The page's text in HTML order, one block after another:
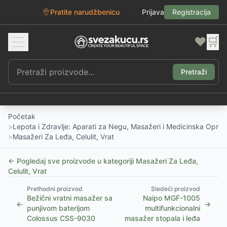
Pratite narudžbenicu Prijava Registracija
❤️ 🛒
Pretraži
Početak
>Lepota i Zdravlje: Aparati za Negu, Masažeri i Medicinska
>Masažeri Za Leđa, Celulit, Vrat
← Pogledaj sve proizvode u kategoriji Masažeri Za Leđa,
Celulit, Vrat
←
Prethodni proizvod
Bežični vratni masažer sa
punjivom baterijom
Colossus CSS-9030
Sledeći proizvod
Naipo MGF-1005
multifunkcionalni
masažer stopala i leđa
→